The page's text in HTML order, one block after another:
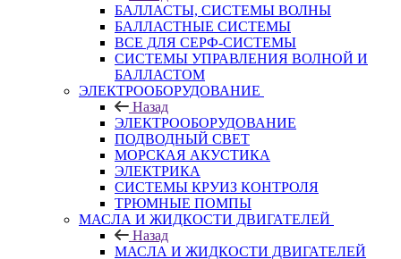
БАЛЛАСТЫ, СИСТЕМЫ ВОЛНЫ
БАЛЛАСТНЫЕ СИСТЕМЫ
ВСЕ ДЛЯ СЕРФ-СИСТЕМЫ
СИСТЕМЫ УПРАВЛЕНИЯ ВОЛНОЙ И
БАЛЛАСТОМ
ЭЛЕКТРООБОРУДОВАНИЕ
Назад
ЭЛЕКТРООБОРУДОВАНИЕ
ПОДВОДНЫЙ СВЕТ
МОРСКАЯ АКУСТИКА
ЭЛЕКТРИКА
СИСТЕМЫ КРУИЗ КОНТРОЛЯ
ТРЮМНЫЕ ПОМПЫ
МАСЛА И ЖИДКОСТИ ДВИГАТЕЛЕЙ
Назад
МАСЛА И ЖИДКОСТИ ДВИГАТЕЛЕЙ